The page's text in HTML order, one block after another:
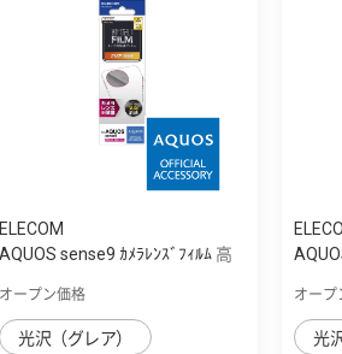
ELECOM
AQUOS sense9 ｶﾒﾗﾚﾝｽﾞﾌｨﾙﾑ 高
オープン価格
光沢（グレア）
オープ
光